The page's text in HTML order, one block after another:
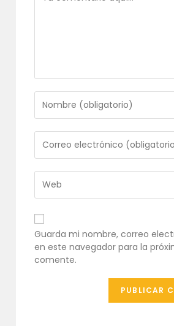
tu
nombre
o
nombre
de
usuario
para
comentar
tu
dirección
de
correo
electrónico
para
comentar
URL
de
tu
web
(opcional)
Guarda mi nombre, correo
en este navegador para la
comente.